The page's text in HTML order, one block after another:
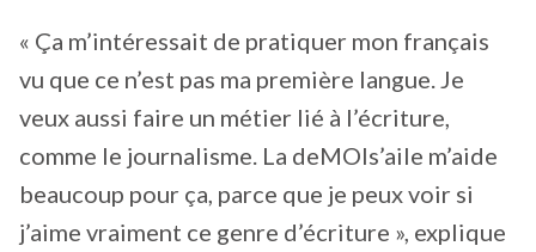
« Ça m’intéressait de pratiquer mon français
vu que ce n’est pas ma première langue. Je
veux aussi faire un métier lié à l’écriture,
comme le journalisme. La deMOIs’aile m’aide
beaucoup pour ça, parce que je peux voir si
j’aime vraiment ce genre d’écriture », explique